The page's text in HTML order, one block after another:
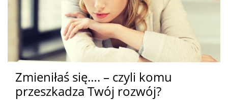
Zmieniłaś się…. – czyli komu
przeszkadza Twój rozwój?